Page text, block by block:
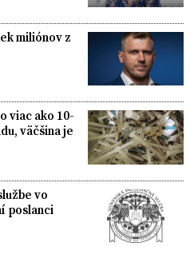
miliónov z
viac ako 10-
väčšina je
vo
poslanci